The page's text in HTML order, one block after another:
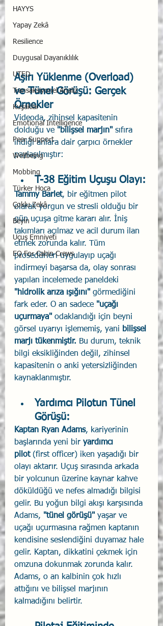
HAYYS
Yapay Zekâ
Resilience
Duygusal Dayanıklılık
UTED
Transaksiyonel Analiz
Kuşaklar
Emotional Intelligence
Peer Support
Wellbeing
Mobbing
Türker Hoca
Çoklu Zekâ
Beyin
Uçuş Emniyeti
EQ For Cabin Crews
Aşırı Yüklenme (Overload)
ve Tünel Görüşü: Gerçek
Örnekler
Videoda, zihinsel kapasitenin
dolduğu ve "bilişsel marjın" sıfıra
indiği anlara dair çarpıcı örnekler
paylaşılmıştır:
T-38 Eğitim Uçuşu Olayı:
Tammy Barlet, bir eğitmen pilot
olarak yorgun ve stresli olduğu bir
gün uçuşa gitme kararı alır. İniş
takımları açılmaz ve acil durum ilan
etmek zorunda kalır. Tüm
prosedürleri uygulayıp uçağı
indirmeyi başarsa da, olay sonrası
yapılan incelemede paneldeki
"hidrolik arıza ışığını" görmediğini
fark eder. O an sadece "uçağı
uçurmaya" odaklandığı için beyni
görsel uyarıyı işlememiş, yani bilişsel
marjı tükenmiştir. Bu durum, teknik
bilgi eksikliğinden değil, zihinsel
kapasitenin o anki yetersizliğinden
kaynaklanmıştır.
Yardımcı Pilotun Tünel
Görüşü:
Kaptan Ryan Adams, kariyerinin
başlarında yeni bir yardımcı
pilot (first officer) iken yaşadığı bir
olayı aktarır. Uçuş sırasında arkada
bir yolcunun üzerine kaynar kahve
döküldüğü ve nefes almadığı bilgisi
gelir. Bu yoğun bilgi akışı karşısında
Adams, "tünel görüşü" yaşar ve
uçağı uçurmasına rağmen kaptanın
kendisine seslendiğini duyamaz hale
gelir. Kaptan, dikkatini çekmek için
omzuna dokunmak zorunda kalır.
Adams, o an kalbinin çok hızlı
attığını ve bilişsel marjının
kalmadığını belirtir.